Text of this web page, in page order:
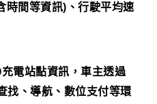
時間等資訊) 、行駛平均速
充電站點資訊，車主透過
找、導航、數位支付等環